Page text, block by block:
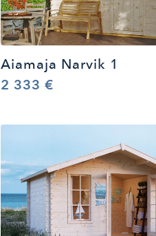
Aiamaja Narvik 1
2 333 €